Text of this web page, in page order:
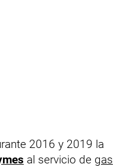
2016 y 2019 la
al servicio de gas